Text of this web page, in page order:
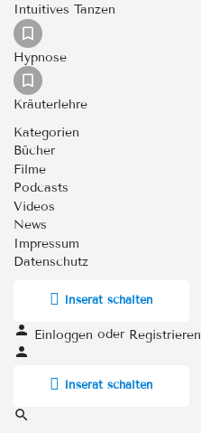
Intuitives Tanzen
Hypnose
Kräuterlehre
Kategorien
Bücher
Filme
Podcasts
Videos
News
Impressum
Datenschutz
Inserat schalten
Einloggen oder Registrieren
Inserat schalten